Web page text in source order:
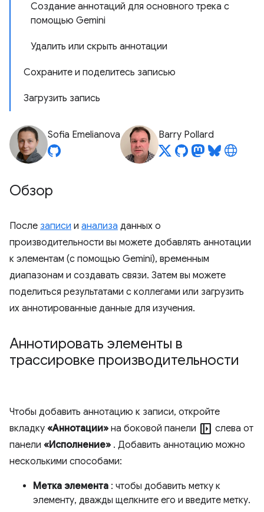
Создание аннотаций для основного трека с
помощью Gemini
Удалить или скрыть аннотации
Сохраните и поделитесь записью
Загрузить запись
Sofia Emelianova Barry Pollard
Обзор
После записи и анализа данных о
производительности вы можете добавлять аннотации
к элементам (с помощью Gemini), временным
диапазонам и создавать связи. Затем вы можете
поделиться результатами с коллегами или загрузить
их аннотированные данные для изучения.
Аннотировать элементы в
трассировке производительности
Чтобы добавить аннотацию к записи, откройте
вкладку «Аннотации» на боковой панели left_panel_open слева от
панели «Исполнение» . Добавить аннотацию можно
несколькими способами:
Метка элемента : чтобы добавить метку к
элементу, дважды щелкните его и введите метку.